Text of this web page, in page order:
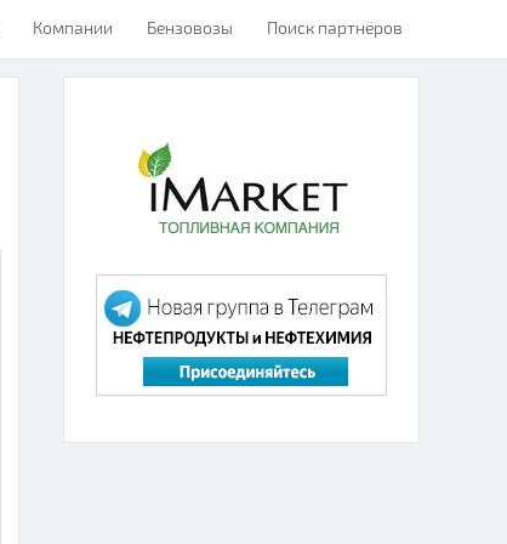
Компании Бензовозы Поиск партнёров